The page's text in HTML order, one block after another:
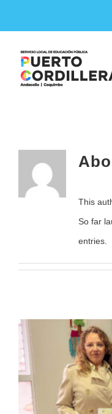
This
So far
entries.